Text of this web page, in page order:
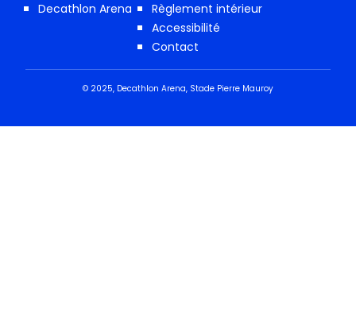
Decathlon Arena
Règlement intérieur
Accessibilité
Contact
© 2025, Decathlon Arena, Stade Pierre Mauroy